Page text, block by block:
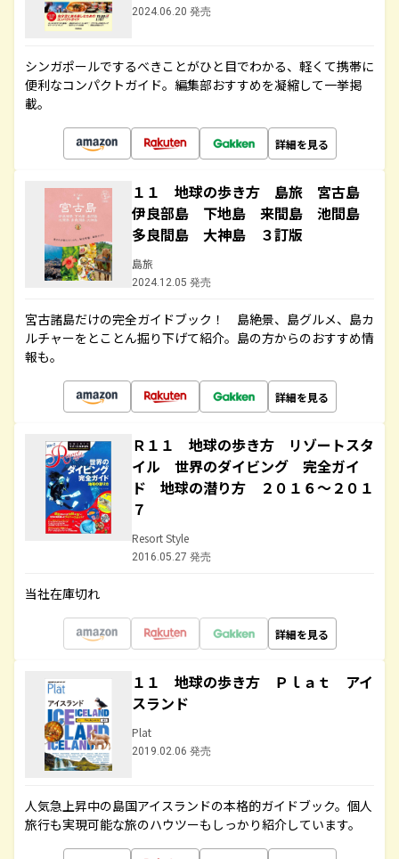
2024.06.20 発売
シンガポールでするべきことがひと目でわかる、軽くて携帯に
便利なコンパクトガイド。編集部おすすめを凝縮して一挙掲
載。
詳細を見る
１１ 地球の歩き方 島旅 宮古島
伊良部島 下地島 来間島 池間島
多良間島 大神島 ３訂版
島旅
2024.12.05 発売
宮古諸島だけの完全ガイドブック！ 島絶景、島グルメ、島カ
ルチャーをとことん掘り下げて紹介。島の方からのおすすめ情
報も。
詳細を見る
Ｒ１１ 地球の歩き方 リゾートスタ
イル 世界のダイビング 完全ガイ
ド 地球の潜り方 ２０１６～２０１
７
Resort Style
2016.05.27 発売
当社在庫切れ
詳細を見る
１１ 地球の歩き方 Ｐｌａｔ アイ
スランド
Plat
2019.02.06 発売
人気急上昇中の島国アイスランドの本格的ガイドブック。個人
旅行も実現可能な旅のハウツーもしっかり紹介しています。